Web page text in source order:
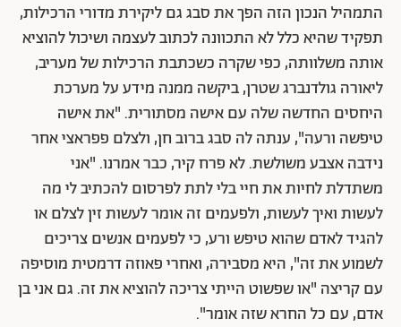
התמהיל הנכון הזה הפך את סבג גם ליקירת מדורי הרכילות,
תפקיד שהיא כלל לא התכוונה לכתוב לעצמה ושיכול להוציא
אותה משלוותה, כפי שקרה כשכתבת הרכילות של מעריב,
ליאורה גולדנברג שטרן, ביקשה ממנה מידע על מערכת
היחסים החדשה שלה עם אישה מסתורית. "את אישה
טיפשה ורעה", ענתה לה סבג ברוב חן, ולצלם פפראצי אחר
נידבה אצבע משולשת. לא פרח קיר, כבר אמרנו. "אני
משתדלת לחיות את חיי בלי לתת לפרסום להכתיב לי מה
לעשות ואיך לעשות, ולפעמים זה אומר לעשות זין לצלם או
להגיד לאדם שהוא טיפש ורע, כי לפעמים אנשים צריכים
לשמוע את זה", היא מסבירה, ואחרי פאוזה דרמטית מוסיפה
עם קריצה "או שפשוט הייתי צריכה להוציא את זה. גם אני בן
אדם, עם כל החרא שזה אומר".